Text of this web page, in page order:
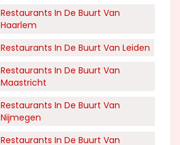
Restaurants In De Buurt Van
Haarlem
Restaurants In De Buurt Van Leiden
Restaurants In De Buurt Van
Maastricht
Restaurants In De Buurt Van
Nijmegen
Restaurants In De Buurt Van